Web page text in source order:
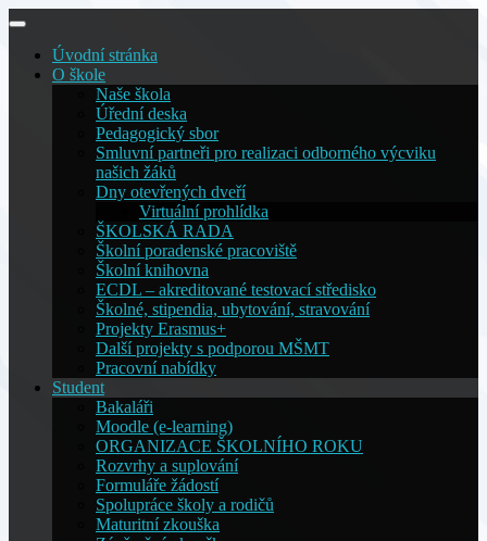
Skip
contentÚvodní stránka
O škole
Naše škola
Úřední deska
Pedagogický sbor
Smluvní partneři pro realizaci odborného výcviku
našich žáků
Dny otevřených dveří
Virtuální prohlídka
ŠKOLSKÁ RADA
Školní poradenské pracoviště
Školní knihovna
ECDL – akreditované testovací středisko
Školné, stipendia, ubytování, stravování
Projekty Erasmus+
Další projekty s podporou MŠMT
Pracovní nabídky
Student
Bakaláři
Moodle (e-learning)
ORGANIZACE ŠKOLNÍHO ROKU
Rozvrhy a suplování
Formuláře žádostí
Spolupráce školy a rodičů
Maturitní zkouška